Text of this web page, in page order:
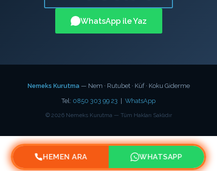
WhatsApp ile Yaz
Nemeks Kurutma— Nem · Rutubet · Küf · Koku Giderme
Tel: 0850 303 99 23 WhatsApp
© 2026Nemeks Kurutma — Tüm Hakları Saklıdır
HEMEN ARA WHATSAPP